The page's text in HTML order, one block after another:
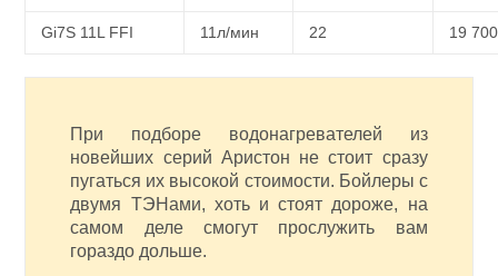
Gi7S 11L FFI 11л/мин 22 19 700
При подборе водонагревателей из
новейших серий Аристон не стоит сразу
пугаться их высокой стоимости. Бойлеры с
двумя ТЭНами, хоть и стоят дороже, на
самом деле смогут прослужить вам
гораздо дольше.